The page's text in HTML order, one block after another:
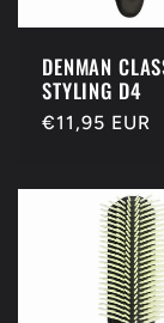
DENMAN
STYLING D4
Redovna
€11,95 EUR